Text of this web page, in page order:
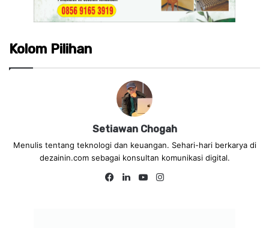
Kolom Pilihan
Setiawan Chogah
Menulis tentang teknologi dan keuangan. Sehari-hari berkarya di
dezainin.com sebagai konsultan komunikasi digital.
Fa
Lin
Yo